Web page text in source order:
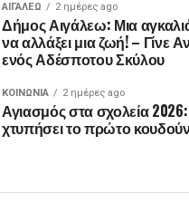
ΑΙΓΑΛΕΩ 2 ημέρες ago
Δήμος Αιγάλεω: Μια
να αλλάξει μια ζωή! – Γίνε
ενός Αδέσποτου Σκύλου
ΚΟΙΝΩΝΊΑ 2 ημέρες ago
Αγιασμός στα σχολεία
χτυπήσει το πρώτο